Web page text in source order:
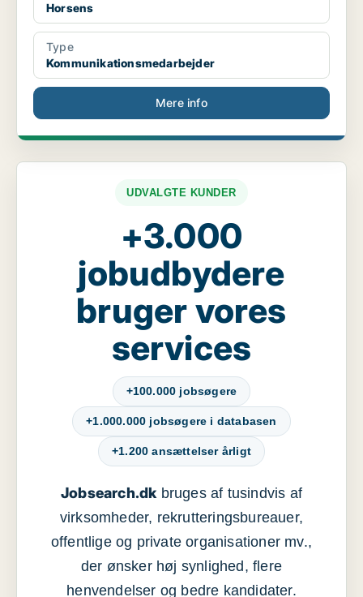
Horsens
Type
Kommunikationsmedarbejder
Mere info
UDVALGTE KUNDER
+3.000
jobudbydere
bruger vores
services
+100.000 jobsøgere
+1.000.000 jobsøgere i databasen
+1.200 ansættelser årligt
Jobsearch.dkbruges af tusindvis af
virksomheder, rekrutteringsbureauer,
offentlige og private organisationer mv.,
der ønsker høj synlighed, flere
henvendelser og bedre kandidater.